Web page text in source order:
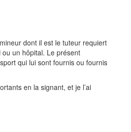
dont il est le tuteur requiert
un hôpital. Le présent
qui lui sont fournis ou fournis
en la signant, et je l’ai